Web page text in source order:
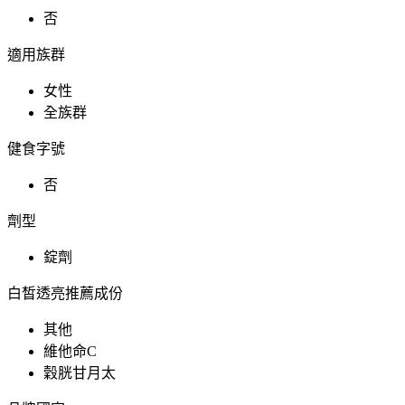
否
適用族群
女性
全族群
健食字號
否
劑型
錠劑
白皙透亮推薦成份
其他
維他命C
穀胱甘月太